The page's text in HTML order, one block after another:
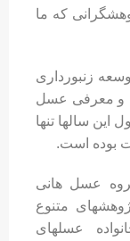
که ما
زنبورداری
و معرفی عسل
سالها تنها
بوده است.
عسل هانی
متنوع
عسلهای